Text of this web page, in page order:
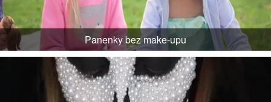
Panenky bez make-upu